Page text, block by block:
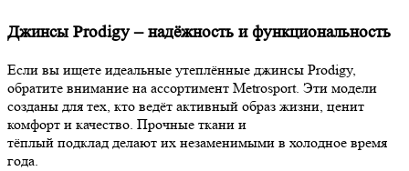
Джинсы Prodigy – надёжность и функциональность
Если вы ищете идеальные утеплённые джинсы Prodigy,
обратите внимание на ассортимент Metrosport. Эти модели
созданы для тех, кто ведёт активный образ жизни, ценит
комфорт и качество. Прочные ткани и
тёплый подклад делают их незаменимыми в холодное время
года.